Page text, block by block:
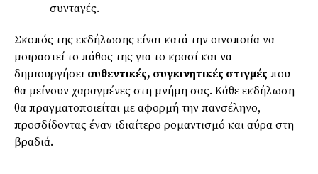
συνταγές.
Σκοπός της εκδήλωσης είναι κατά την οινοποιία να
μοιραστεί το πάθος της για το κρασί και να
δημιουργήσει αυθεντικές, συγκινητικές στιγμές που
θα μείνουν χαραγμένες στη μνήμη σας. Κάθε εκδήλωση
θα πραγματοποιείται με αφορμή την πανσέληνο,
προσδίδοντας έναν ιδιαίτερο ρομαντισμό και αύρα στη
βραδιά.